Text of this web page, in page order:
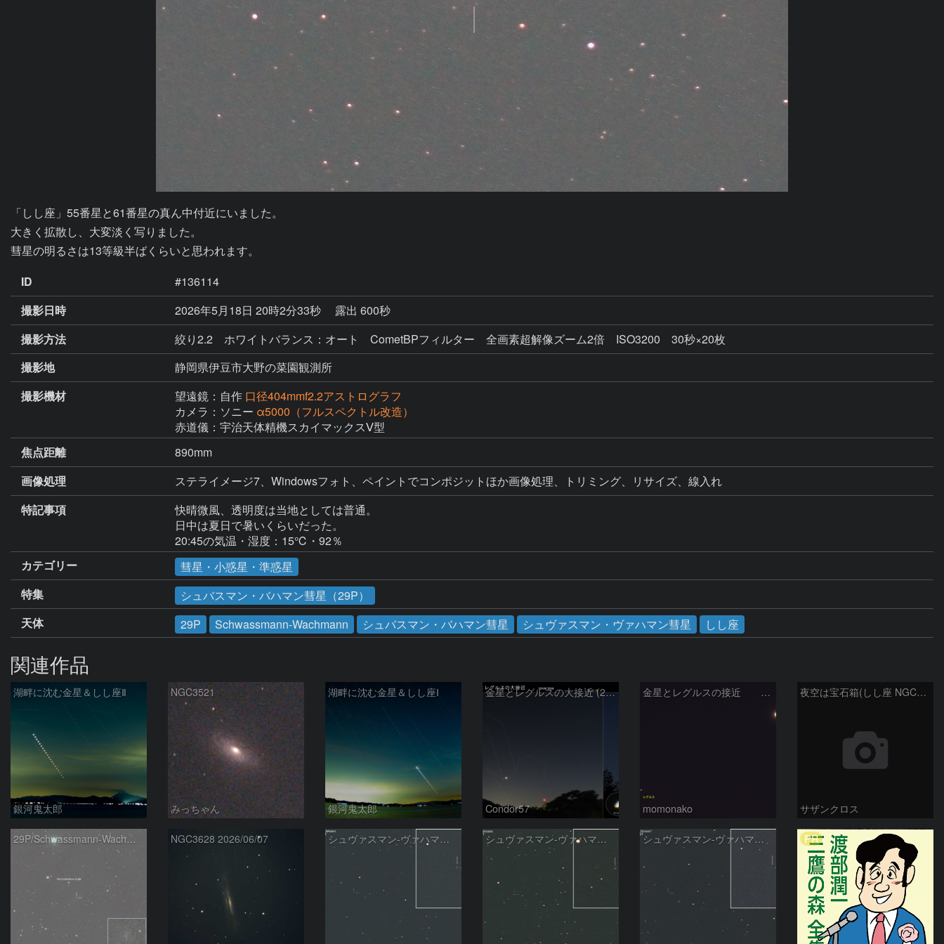
「しし座」55番星と61番星の真ん中付近にいました。
大きく拡散し、大変淡く写りました。
彗星の明るさは13等級半ばくらいと思われます。
ID
#136114
撮影日時
2026年5月18日 20時2分33秒
露出 600秒
撮影方法
絞り2.2 ホワイトバランス：オート CometBPフィルター 全画素超解像ズーム2倍 ISO3200 30秒×20枚
撮影地
静岡県伊豆市大野の菜園観測所
撮影機材
望遠鏡：自作 口径404mmf2.2アストログラフ
カメラ：ソニー α5000（フルスペクトル改造）
赤道儀：宇治天体精機スカイマックスⅤ型
焦点距離
890mm
画像処理
ステライメージ7、Windowsフォト、ペイントでコンポジットほか画像処理、トリミング、リサイズ、線入れ
特記事項
快晴微風、透明度は当地としては普通。
日中は夏日で暑いくらいだった。
20:45の気温・湿度：15℃・92％
カテゴリー
彗星・小惑星・準惑星
特集
シュバスマン・バハマン彗星（29P）
天体
29P Schwassmann-Wachmann シュバスマン・バハマン彗星 シュヴァスマン・ヴァハマン彗星 しし座
関連作品
湖畔に沈む金星＆しし座Ⅱ
銀河鬼太郎
NGC3521
みっちゃん
湖畔に沈む金星＆しし座Ⅰ
銀河鬼太郎
金星とレグルスの大接近 (2026/07/09)
Condor57
金星とレグルスの接近 260709
momonako
夜空は宝石箱(しし座 NGC2903) Seestar50
サザンクロス
29P/Schwassmann-Wachmann NGC3628 2026/06/07 シュヴァスマン-ヴァハマン彗星 ( 29P )：2026/05/31 シュヴァスマン-ヴァハマン彗星 ( 29P )：2026/05/29 シュヴァスマン-ヴァハマン彗星 ( 29P )：2026/05/18 PR